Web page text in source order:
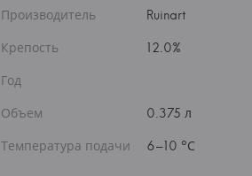
Производитель Ruinart
Крепость 12.0%
Год
Объем 0.375 л
Температура подачи 6–10 °С